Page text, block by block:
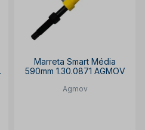
Marreta Smart Média
590mm 1.30.0871 AGMOV
Agmov